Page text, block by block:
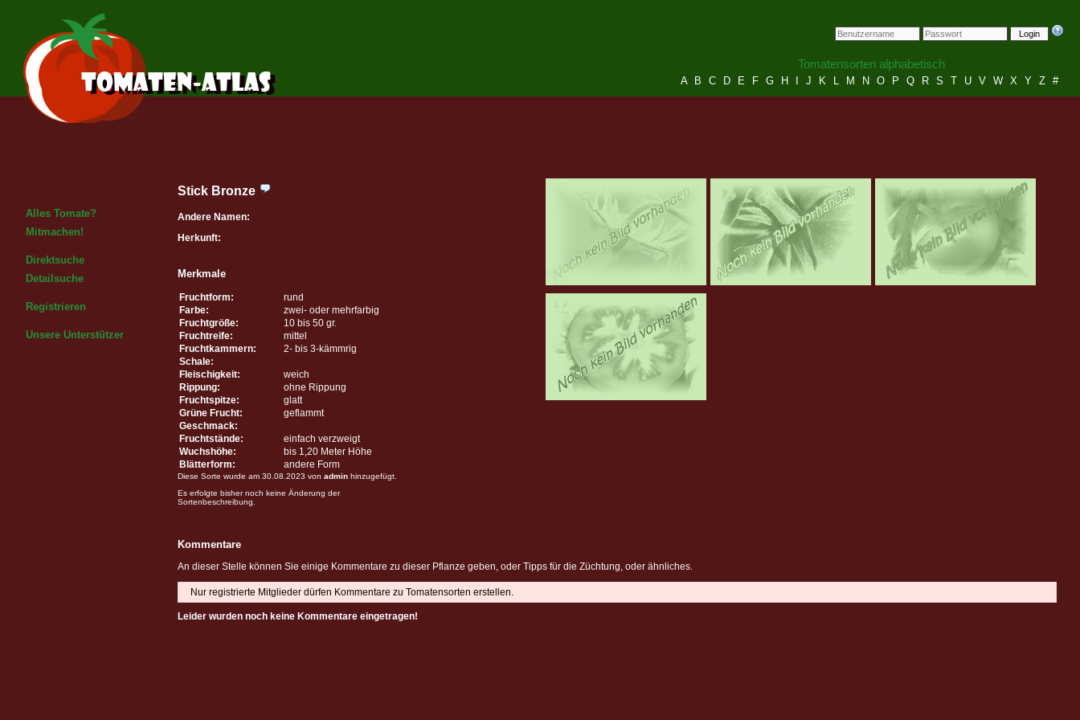
Login
Tomatensorten alphabetisch
A B C D E F G H J K L M N O P Q R S T U V W X Y Z #
Alles Tomate?
Mitmachen!
Direktsuche
Detailsuche
Registrieren
Unsere Unterstützer
Stick Bronze
Andere Namen:
Herkunft:
Merkmale
Fruchtform:
rund
Farbe:
zwei- oder mehrfarbig
Fruchtgröße:
10 bis 50 gr.
Fruchtreife:
mittel
Fruchtkammern:
2- bis 3-kämmrig
Schale:
Fleischigkeit:
weich
Rippung:
ohne Rippung
Fruchtspitze:
glatt
Grüne Frucht:
geflammt
Geschmack:
Fruchtstände:
einfach verzweigt
Wuchshöhe:
bis 1,20 Meter Höhe
Blätterform:
andere Form
Diese Sorte wurde am 30.08.2023 von admin hinzugefügt.
Es erfolgte bisher noch keine Änderung der
Sortenbeschreibung.
Kommentare
An dieser Stelle können Sie einige Kommentare zu dieser Pflanze geben, oder Tipps für die Züchtung, oder ähnliches.
Nur registrierte Mitglieder dürfen Kommentare zu Tomatensorten erstellen.
Leider wurden noch keine Kommentare eingetragen!